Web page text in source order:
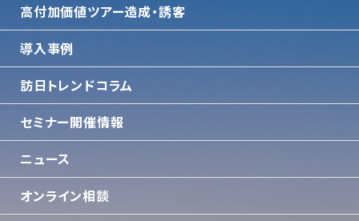
⾼付加価値ツアー造成・誘客
導入事例
訪日トレンドコラム
セミナー開催情報
ニュース
オンライン相談